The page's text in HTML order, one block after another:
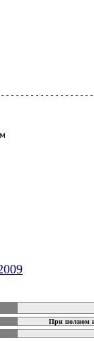
При полном